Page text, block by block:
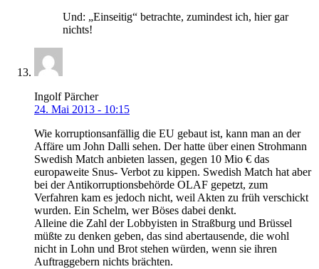
Und: „Einseitig“ betrachte, zumindest ich, hier gar
nichts!
Ingolf Pärcher
24. Mai 2013 - 10:15
Wie korruptionsanfällig die EU gebaut ist, kann man an der
Affäre um John Dalli sehen. Der hatte über einen Strohmann
Swedish Match anbieten lassen, gegen 10 Mio € das
europaweite Snus- Verbot zu kippen. Swedish Match hat aber
bei der Antikorruptionsbehörde OLAF gepetzt, zum
Verfahren kam es jedoch nicht, weil Akten zu früh verschickt
wurden. Ein Schelm, wer Böses dabei denkt.
Alleine die Zahl der Lobbyisten in Straßburg und Brüssel
müßte zu denken geben, das sind abertausende, die wohl
nicht in Lohn und Brot stehen würden, wenn sie ihren
Auftraggebern nichts brächten.